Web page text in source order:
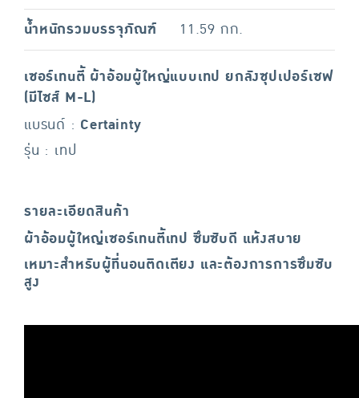
น้ำหนักรวมบรรจุภัณฑ์ 11.59 กก.
เซอร์เทนตี้ ผ้าอ้อมผู้ใหญ่แบบเทป ยกลังซุปเปอร์เซฟ
(มีไซส์ M-L)
แบรนด์ : Certainty
รุ่น : เทป
รายละเอียดสินค้า
ผ้าอ้อมผู้ใหญ่เซอร์เทนตี้เทป ซึมซับดี แห้งสบาย
เหมาะสำหรับผู้ที่นอนติดเตียง และต้องการการซึมซับ
สูง